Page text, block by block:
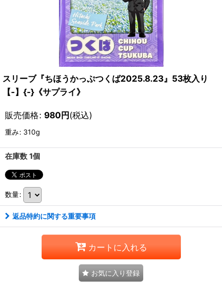
スリーブ『ちほうかっぷつくば2025.8.23』53枚入り
【-】{-}《サプライ》
販売価格: 980円(税込)
重み: 310g
在庫数 1個
数量:
返品特約に関する重要事項
カートに入れる
お気に入り登録